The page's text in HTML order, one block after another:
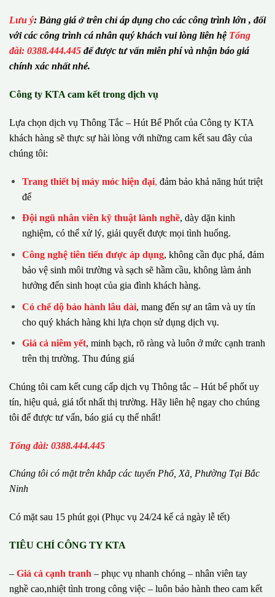
Lưu ý: Bảng giá ở trên chỉ áp dụng cho các công trình lớn , đối
với các công trình cá nhân quý khách vui lòng liên hệ Tổng
đài: 0388.444.445 để được tư vấn miễn phí và nhận báo giá
chính xác nhất nhé.
Công ty KTA cam kết trong dịch vụ
Lựa chọn dịch vụ Thông Tắc – Hút Bể Phốt của Công ty KTA
khách hàng sẽ thực sự hài lòng với những cam kết sau đây của
chúng tôi:
Trang thiết bị máy móc hiện đại, đảm bảo khả năng hút triệt
để
Đội ngũ nhân viên kỹ thuật lành nghề, dày dặn kinh
nghiệm, có thể xử lý, giải quyết được mọi tình huống.
Công nghệ tiên tiến được áp dụng, không cần đục phá, đảm
bảo vệ sinh môi trường và sạch sẽ hầm cầu, không làm ảnh
hưởng đến sinh hoạt của gia đình khách hàng.
Có chế dộ bảo hành lâu dài, mang đến sự an tâm và uy tín
cho quý khách hàng khi lựa chọn sử dụng dịch vụ.
Giá cả niêm yết, minh bạch, rõ ràng và luôn ở mức cạnh tranh
trên thị trường. Thu đúng giá
Chúng tôi cam kết cung cấp dịch vụ Thông tắc – Hút bể phốt uy
tín, hiệu quả, giá tốt nhất thị trường. Hãy liên hệ ngay cho chúng
tôi để được tư vấn, báo giá cụ thể nhất!
Tổng đài: 0388.444.445
Chúng tôi có mặt trên khắp các tuyến Phố, Xã, Phường Tại Bắc
Ninh
Có mặt sau 15 phút gọi (Phục vụ 24/24 kể cả ngày lễ tết)
TIÊU CHÍ CÔNG TY KTA
– Giá cả cạnh tranh – phục vụ nhanh chóng – nhân viên tay
nghề cao,nhiệt tình trong công việc – luôn bảo hành theo cam kết